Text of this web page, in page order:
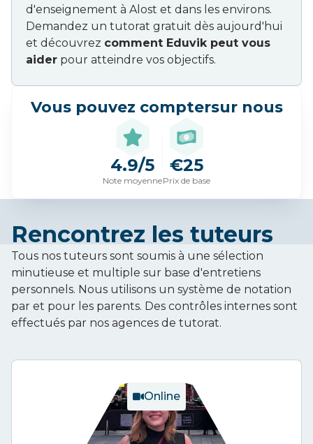
d'enseignement à Alost et dans les environs.
Demandez un tutorat gratuit dès aujourd'hui
et découvrez comment Eduvik peut vous
aider pour atteindre vos objectifs.
Vous pouvez comptersur nous
4.9/5
Note moyenne
€25
Prix de base
Rencontrez les tuteurs
Tous nos tuteurs sont soumis à une sélection
minutieuse et multiple sur base d'entretiens
personnels. Nous utilisons un système de notation
par et pour les parents. Des contrôles internes sont
effectués par nos agences de tutorat.
Online